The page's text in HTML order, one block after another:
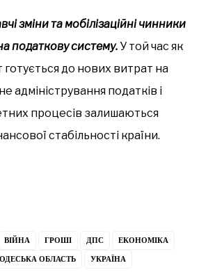
зміни та мобілізаційні чинники
податкову систему. У той час як
до нових витрат на
адміністрування податків і
процесів залишаються
стабільності країни.
ВІЙНА ГРОШІ ДПС
ЕКОНОМІКА
ОБЛАСТЬ
УКРАЇНА